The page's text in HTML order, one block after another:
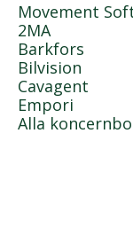
Movement
2MA
Barkfors
Bilvision
Cavagent
Empori
Alla